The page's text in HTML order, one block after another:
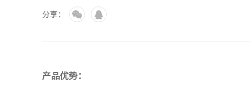
分享：
产品优势：